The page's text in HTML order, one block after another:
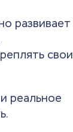
развивает
свои
реальное